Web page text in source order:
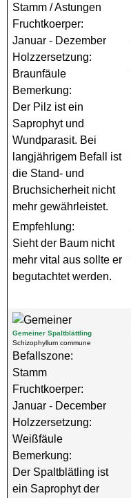
Stamm / Astungen
Fruchtkoerper:
Januar - Dezember
Holzzersetzung:
Braunfäule
Bemerkung:
Der Pilz ist ein
Saprophyt und
Wundparasit. Bei
langjährigem Befall ist
die Stand- und
Bruchsicherheit nicht
mehr gewährleistet.
Empfehlung:
Sieht der Baum nicht
mehr vital aus sollte er
begutachtet werden.
Gemeiner Spaltblättling
Schizophyllum commune
Befallszone:
Stamm
Fruchtkoerper:
Januar - December
Holzzersetzung:
Weißfäule
Bemerkung:
Der Spaltblätling ist
ein Saprophyt der